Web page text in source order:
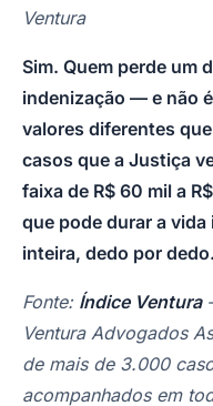
Ventura
Sim. Quem perde um
indenização — e não
valores diferentes
casos que a Justiça
faixa de R$ 60 mil a
que pode durar a
inteira, dedo por dedo.
Fonte: Índice Ventura
Ventura Advogados
de mais de 3.000
acompanhados em